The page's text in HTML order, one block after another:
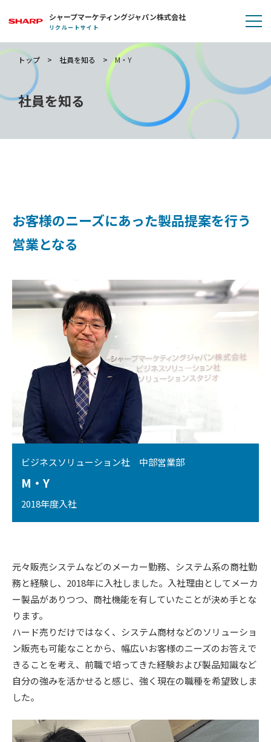
シャープマーケティングジャパン株式会社
リクルートサイト
トップ 社員を知る M・Y
社員を知る
お客様のニーズにあった製品提案を行う
営業となる
ビジネスソリューション社 中部営業部
M・Y
2018年度入社
元々販売システムなどのメーカー勤務、システム系の商社勤
務と経験し、2018年に入社しました。入社理由としてメーカ
ー製品がありつつ、商社機能を有していたことが決め手とな
ります。
ハード売りだけではなく、システム商材などのソリューショ
ン販売も可能なことから、幅広いお客様のニーズのお答えで
きることを考え、前職で培ってきた経験および製品知識など
自分の強みを活かせると感じ、強く現在の職種を希望致しま
した。